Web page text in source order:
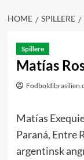
HOME SPILLERE
Spillere
Matías
Matías
Paraná, Entre
argentinsk